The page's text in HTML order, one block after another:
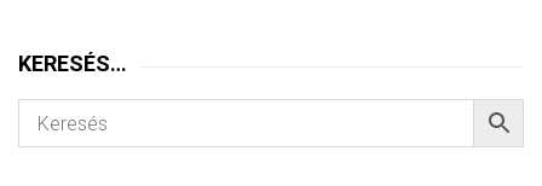
KERESÉS…